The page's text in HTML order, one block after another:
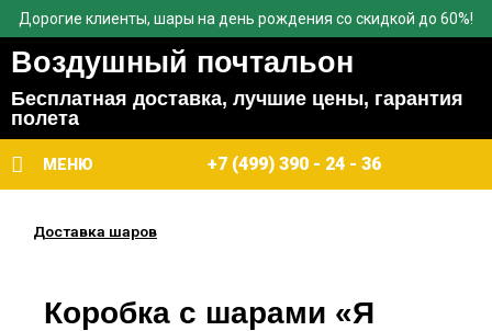
Дорогие клиенты, шары на день рождения со скидкой до 60%!
Воздушный почтальон
Бесплатная доставка, лучшие цены, гарантия
полета
МЕНЮ +7 (499) 390 - 24 - 36
Доставка шаров
Коробка с шарами «Я